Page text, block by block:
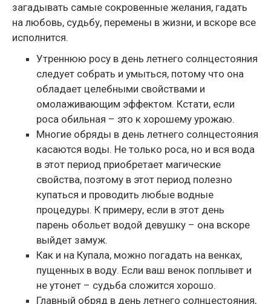
загадывать самые сокровенные желания, гадать
на любовь, судьбу, перемены в жизни, и вскоре все
исполнится.
Утреннюю росу в день летнего солнцестояния
следует собрать и умыться, потому что она
обладает целебными свойствами и
омолаживающим эффектом. Кстати, если
роса обильная – это к хорошему урожаю.
Многие обряды в день летнего солнцестояния
касаются воды. Не только роса, но и вся вода
в этот период приобретает магические
свойства, поэтому в этот период полезно
купаться и проводить любые водные
процедуры. К примеру, если в этот день
парень обольет водой девушку – она вскоре
выйдет замуж.
Как и на Купала, можно погадать на венках,
пущенных в воду. Если ваш венок поплывет и
не утонет – судьба сложится хорошо.
Главный обряд в день летнего солнцестояния,